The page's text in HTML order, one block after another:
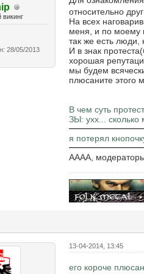
викинг
28/05/2013
относительно
На всех
меня, и по моему
так же есть люди,
И в знак
хорошая
мы будем
плюсаните этого
В чем суть
ЗЫ: ухх... сколько
я потерял
АААА,
13-04-2014, 13:45
его короче